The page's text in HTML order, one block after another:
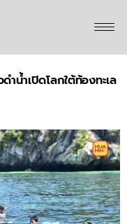
น้ำเปิดโลกใต้ท้องทะเล